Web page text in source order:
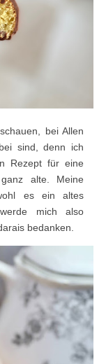
bei Allen
sind, denn ich
Rezept für eine
alte. Meine
es ein altes
mich also
bedanken.